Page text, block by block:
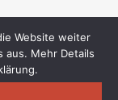
Website weiter
aus. Mehr Details